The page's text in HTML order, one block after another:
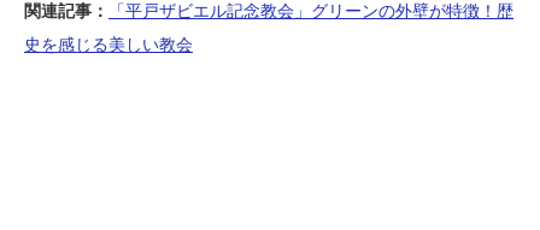
関連記事：
「平戸ザビエル記念教会」グリーンの外壁が特徴！歴
史を感じる美しい教会